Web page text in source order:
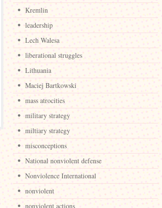
Kremlin
leadership
Lech Walesa
liberational struggles
Lithuania
Maciej Bartkowski
mass atrocities
military strategy
miltiary strategy
misconceptions
National nonviolent defense
Nonviolence International
nonviolent
nonviolent actions